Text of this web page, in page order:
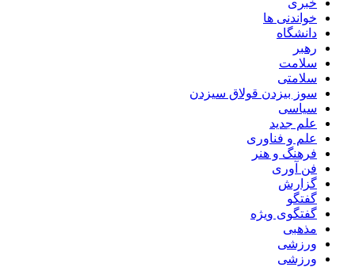
خبری
خواندنی ها
دانشگاه
رهبر
سلامت
سلامتی
سوز بیزدن قولاق سیزدن
سیاسی
علم جدید
علم و فناوری
فرهنگ و هنر
فن آوری
گزارش
گفتگو
گفتگوی ویژه
مذهبی
ورزشی
ورزشی